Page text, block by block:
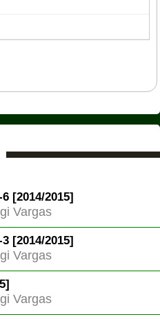
[2014/2015]
Vargas
[2014/2015]
Vargas
Vargas